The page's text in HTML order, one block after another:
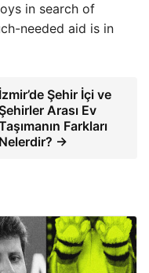
in search of
needed aid is in
İzmir’de Şehir İçi ve
Şehirler Arası Ev
Farkları
Nelerdir? →